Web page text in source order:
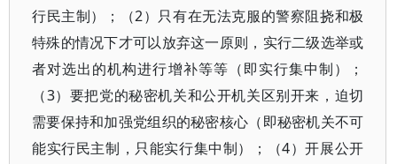
行民主制）；（2）只有在无法克服的警察阻挠和极
特殊的情况下才可以放弃这一原则，实行二级选举或
者对选出的机构进行增补等等（即实行集中制）；
（3）要把党的秘密机关和公开机关区别开来，迫切
需要保持和加强党组织的秘密核心（即秘密机关不可
能实行民主制，只能实行集中制）；（4）开展公开